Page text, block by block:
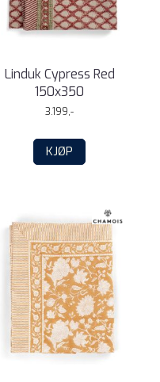
Linduk Cypress Red
150x350
3.199,-
KJØP